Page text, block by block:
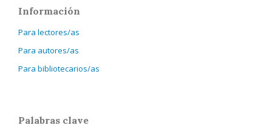
Información
Para lectores/as
Para autores/as
Para bibliotecarios/as
Palabras clave